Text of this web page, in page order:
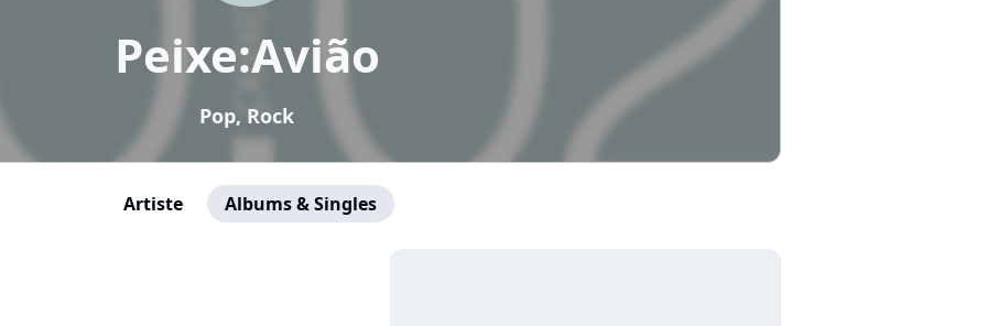
Peixe:Avião
Pop, Rock
Artiste Albums & Singles